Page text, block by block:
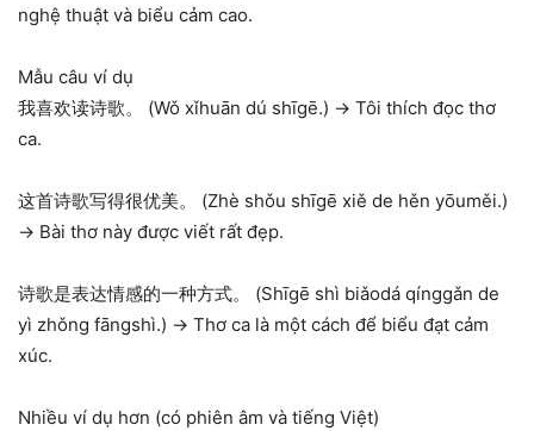
nghệ thuật và biểu cảm cao.
Mẫu câu ví dụ
我喜欢读诗歌。 (Wǒ xǐhuān dú shīgē.) → Tôi thích đọc thơ
ca.
这首诗歌写得很优美。 (Zhè shǒu shīgē xiě de hěn yōuměi.)
→ Bài thơ này được viết rất đẹp.
诗歌是表达情感的一种方式。 (Shīgē shì biǎodá qínggǎn de
yì zhǒng fāngshì.) → Thơ ca là một cách để biểu đạt cảm
xúc.
Nhiều ví dụ hơn (có phiên âm và tiếng Việt)